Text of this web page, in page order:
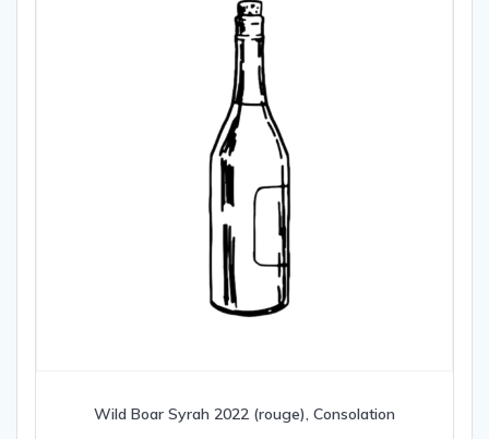
Wild Boar Syrah 2022 (rouge), Consolation